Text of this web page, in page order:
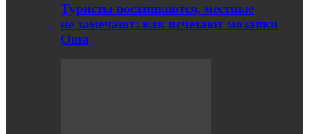
Туристы восхищаются, местные
не замечают: как исчезают мозаики
Оша